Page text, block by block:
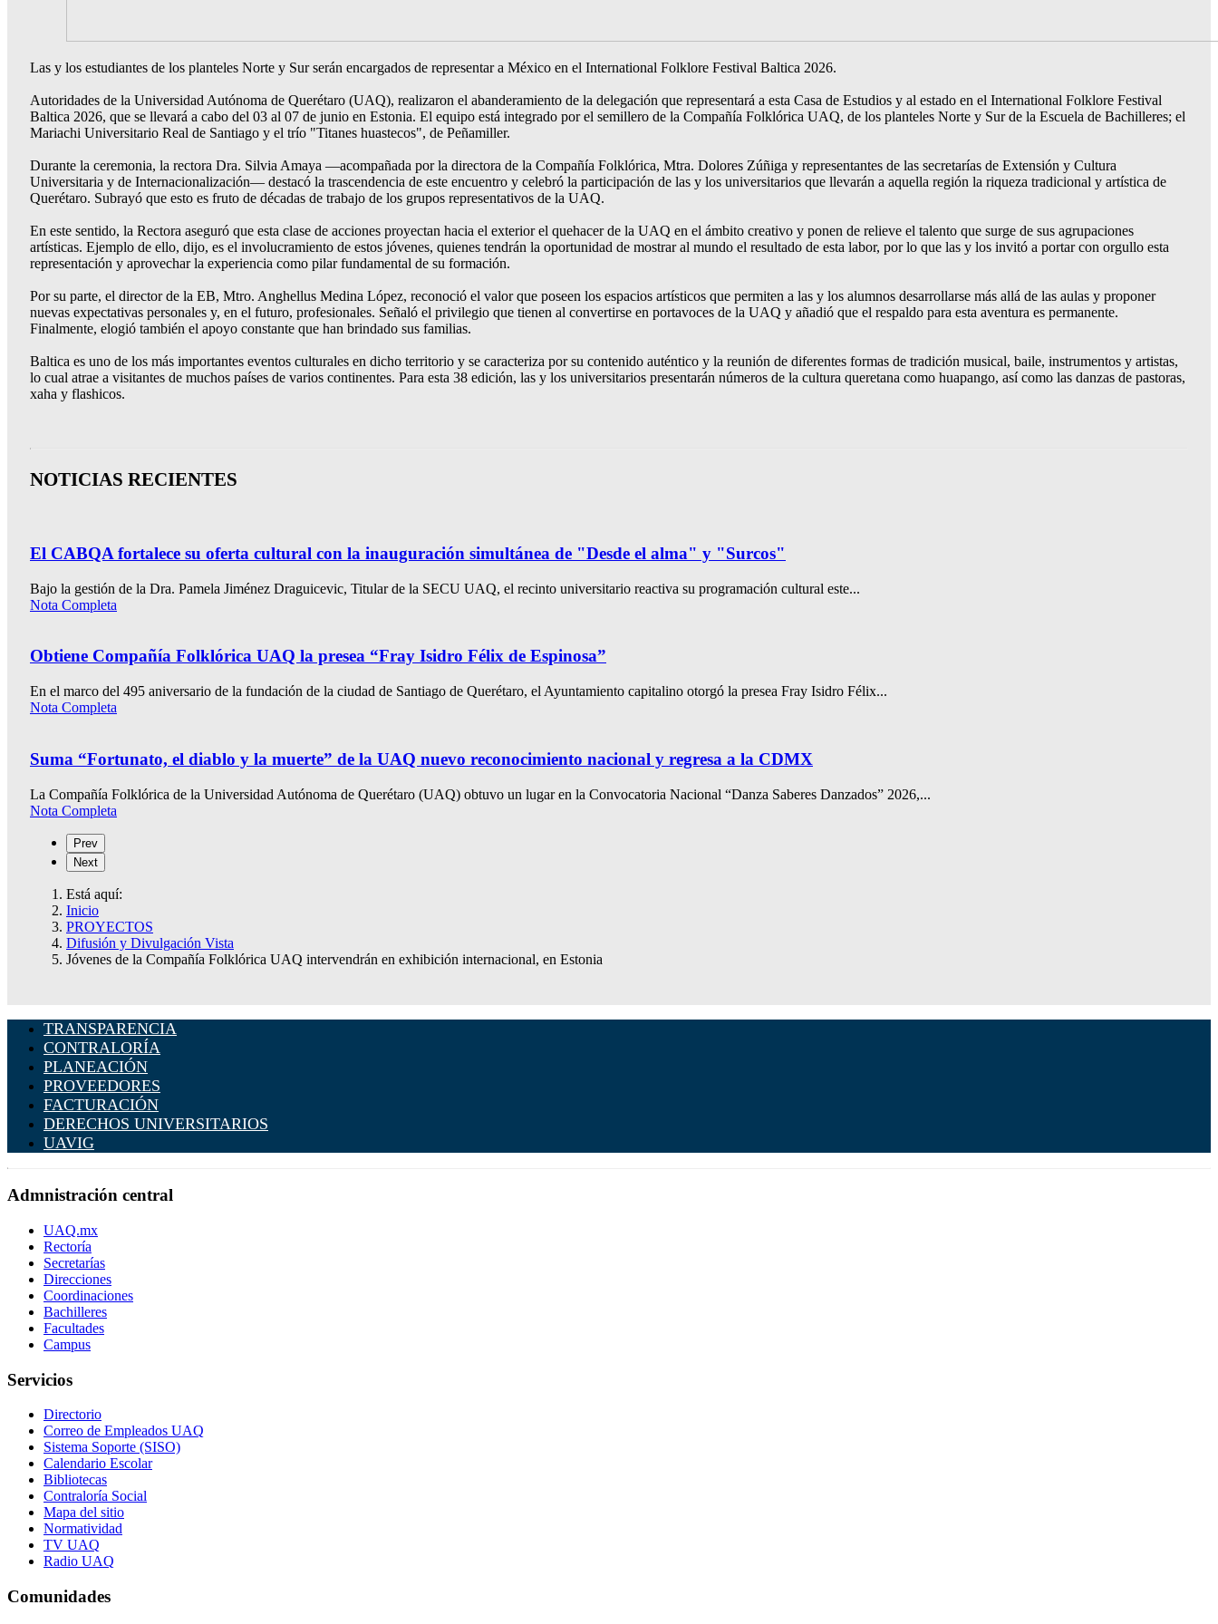
Las y los estudiantes de los planteles Norte y Sur serán encargados de representar a México en el International Folklore Festival Baltica 2026.
Autoridades de la Universidad Autónoma de Querétaro (UAQ), realizaron el abanderamiento de la delegación que representará a esta Casa de Estudios y al estado en el International Folklore Festival
Baltica 2026, que se llevará a cabo del 03 al 07 de junio en Estonia. El equipo está integrado por el semillero de la Compañía Folklórica UAQ, de los planteles Norte y Sur de la Escuela de Bachilleres; el
Mariachi Universitario Real de Santiago y el trío "Titanes huastecos", de Peñamiller.
Durante la ceremonia, la rectora Dra. Silvia Amaya —acompañada por la directora de la Compañía Folklórica, Mtra. Dolores Zúñiga y representantes de las secretarías de Extensión y Cultura
Universitaria y de Internacionalización— destacó la trascendencia de este encuentro y celebró la participación de las y los universitarios que llevarán a aquella región la riqueza tradicional y artística de
Querétaro. Subrayó que esto es fruto de décadas de trabajo de los grupos representativos de la UAQ.
En este sentido, la Rectora aseguró que esta clase de acciones proyectan hacia el exterior el quehacer de la UAQ en el ámbito creativo y ponen de relieve el talento que surge de sus agrupaciones
artísticas. Ejemplo de ello, dijo, es el involucramiento de estos jóvenes, quienes tendrán la oportunidad de mostrar al mundo el resultado de esta labor, por lo que las y los invitó a portar con orgullo esta
representación y aprovechar la experiencia como pilar fundamental de su formación.
Por su parte, el director de la EB, Mtro. Anghellus Medina López, reconoció el valor que poseen los espacios artísticos que permiten a las y los alumnos desarrollarse más allá de las aulas y proponer
nuevas expectativas personales y, en el futuro, profesionales. Señaló el privilegio que tienen al convertirse en portavoces de la UAQ y añadió que el respaldo para esta aventura es permanente.
Finalmente, elogió también el apoyo constante que han brindado sus familias.
Baltica es uno de los más importantes eventos culturales en dicho territorio y se caracteriza por su contenido auténtico y la reunión de diferentes formas de tradición musical, baile, instrumentos y artistas,
lo cual atrae a visitantes de muchos países de varios continentes. Para esta 38 edición, las y los universitarios presentarán números de la cultura queretana como huapango, así como las danzas de pastoras,
xaha y flashicos.
NOTICIAS RECIENTES
El CABQA fortalece su oferta cultural con la inauguración simultánea de "Desde el alma" y "Surcos"
Bajo la gestión de la Dra. Pamela Jiménez Draguicevic, Titular de la SECU UAQ, el recinto universitario reactiva su programación cultural este...
Nota Completa
Obtiene Compañía Folklórica UAQ la presea “Fray Isidro Félix de Espinosa”
En el marco del 495 aniversario de la fundación de la ciudad de Santiago de Querétaro, el Ayuntamiento capitalino otorgó la presea Fray Isidro Félix...
Nota Completa
Suma “Fortunato, el diablo y la muerte” de la UAQ nuevo reconocimiento nacional y regresa a la CDMX
La Compañía Folklórica de la Universidad Autónoma de Querétaro (UAQ) obtuvo un lugar en la Convocatoria Nacional “Danza Saberes Danzados” 2026,...
Nota Completa
Prev
Next
Está aquí:
Inicio
PROYECTOS
Difusión y Divulgación Vista
Jóvenes de la Compañía Folklórica UAQ intervendrán en exhibición internacional, en Estonia
TRANSPARENCIA
CONTRALORÍA
PLANEACIÓN
PROVEEDORES
FACTURACIÓN
DERECHOS UNIVERSITARIOS
UAVIG
Admnistración central
UAQ.mx
Rectoría
Secretarías
Direcciones
Coordinaciones
Bachilleres
Facultades
Campus
Servicios
Directorio
Correo de Empleados UAQ
Sistema Soporte (SISO)
Calendario Escolar
Bibliotecas
Contraloría Social
Mapa del sitio
Normatividad
TV UAQ
Radio UAQ
Comunidades